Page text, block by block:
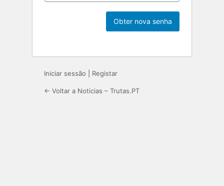
Iniciar sessão Registar
← Voltar a Noticias – Trutas.PT